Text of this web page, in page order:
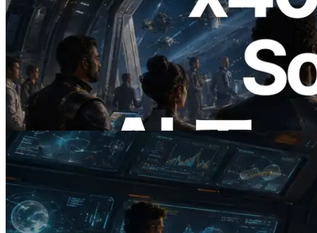
2026.07.04
ERPC、x402 決済対応の Solana RPC を
公開 — AI エージェントが必要な API
にその場で支払う時代の幕開け
この記事を読む